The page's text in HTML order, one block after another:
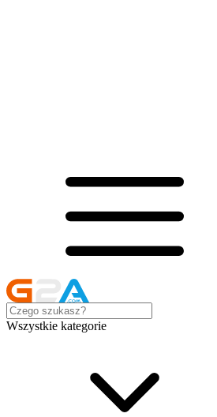
Wszystkie kategorie